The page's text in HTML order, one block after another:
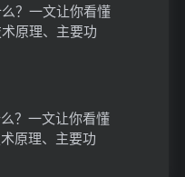
？一文让你看懂
原理、主要功
？一文让你看懂
原理、主要功